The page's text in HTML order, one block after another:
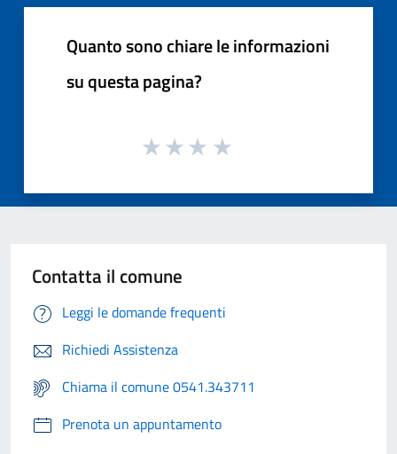
Quanto sono chiare le informazioni
su questa pagina?
Contatta il comune
Leggi le domande frequenti
Richiedi Assistenza
Chiama il comune 0541.343711
Prenota un appuntamento